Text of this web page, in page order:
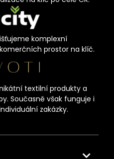
komplexní
prostor na klíč.
textilní produkty a
Současně však funguje i
zakázky.